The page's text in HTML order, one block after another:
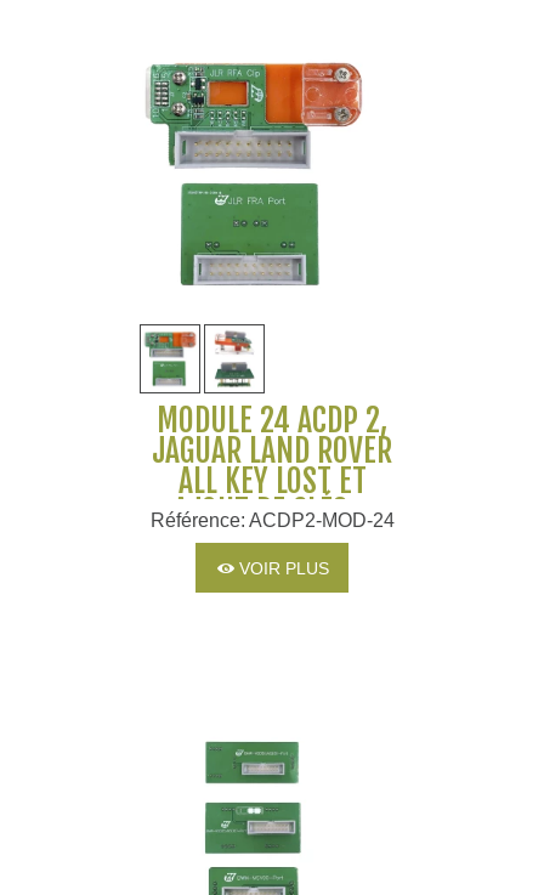
MODULE 24 ACDP 2,
JAGUAR LAND ROVER
ALL KEY LOST ET
AJOUT DE CLÉS -
YANHUA
Référence: ACDP2-MOD-24
VOIR PLUS